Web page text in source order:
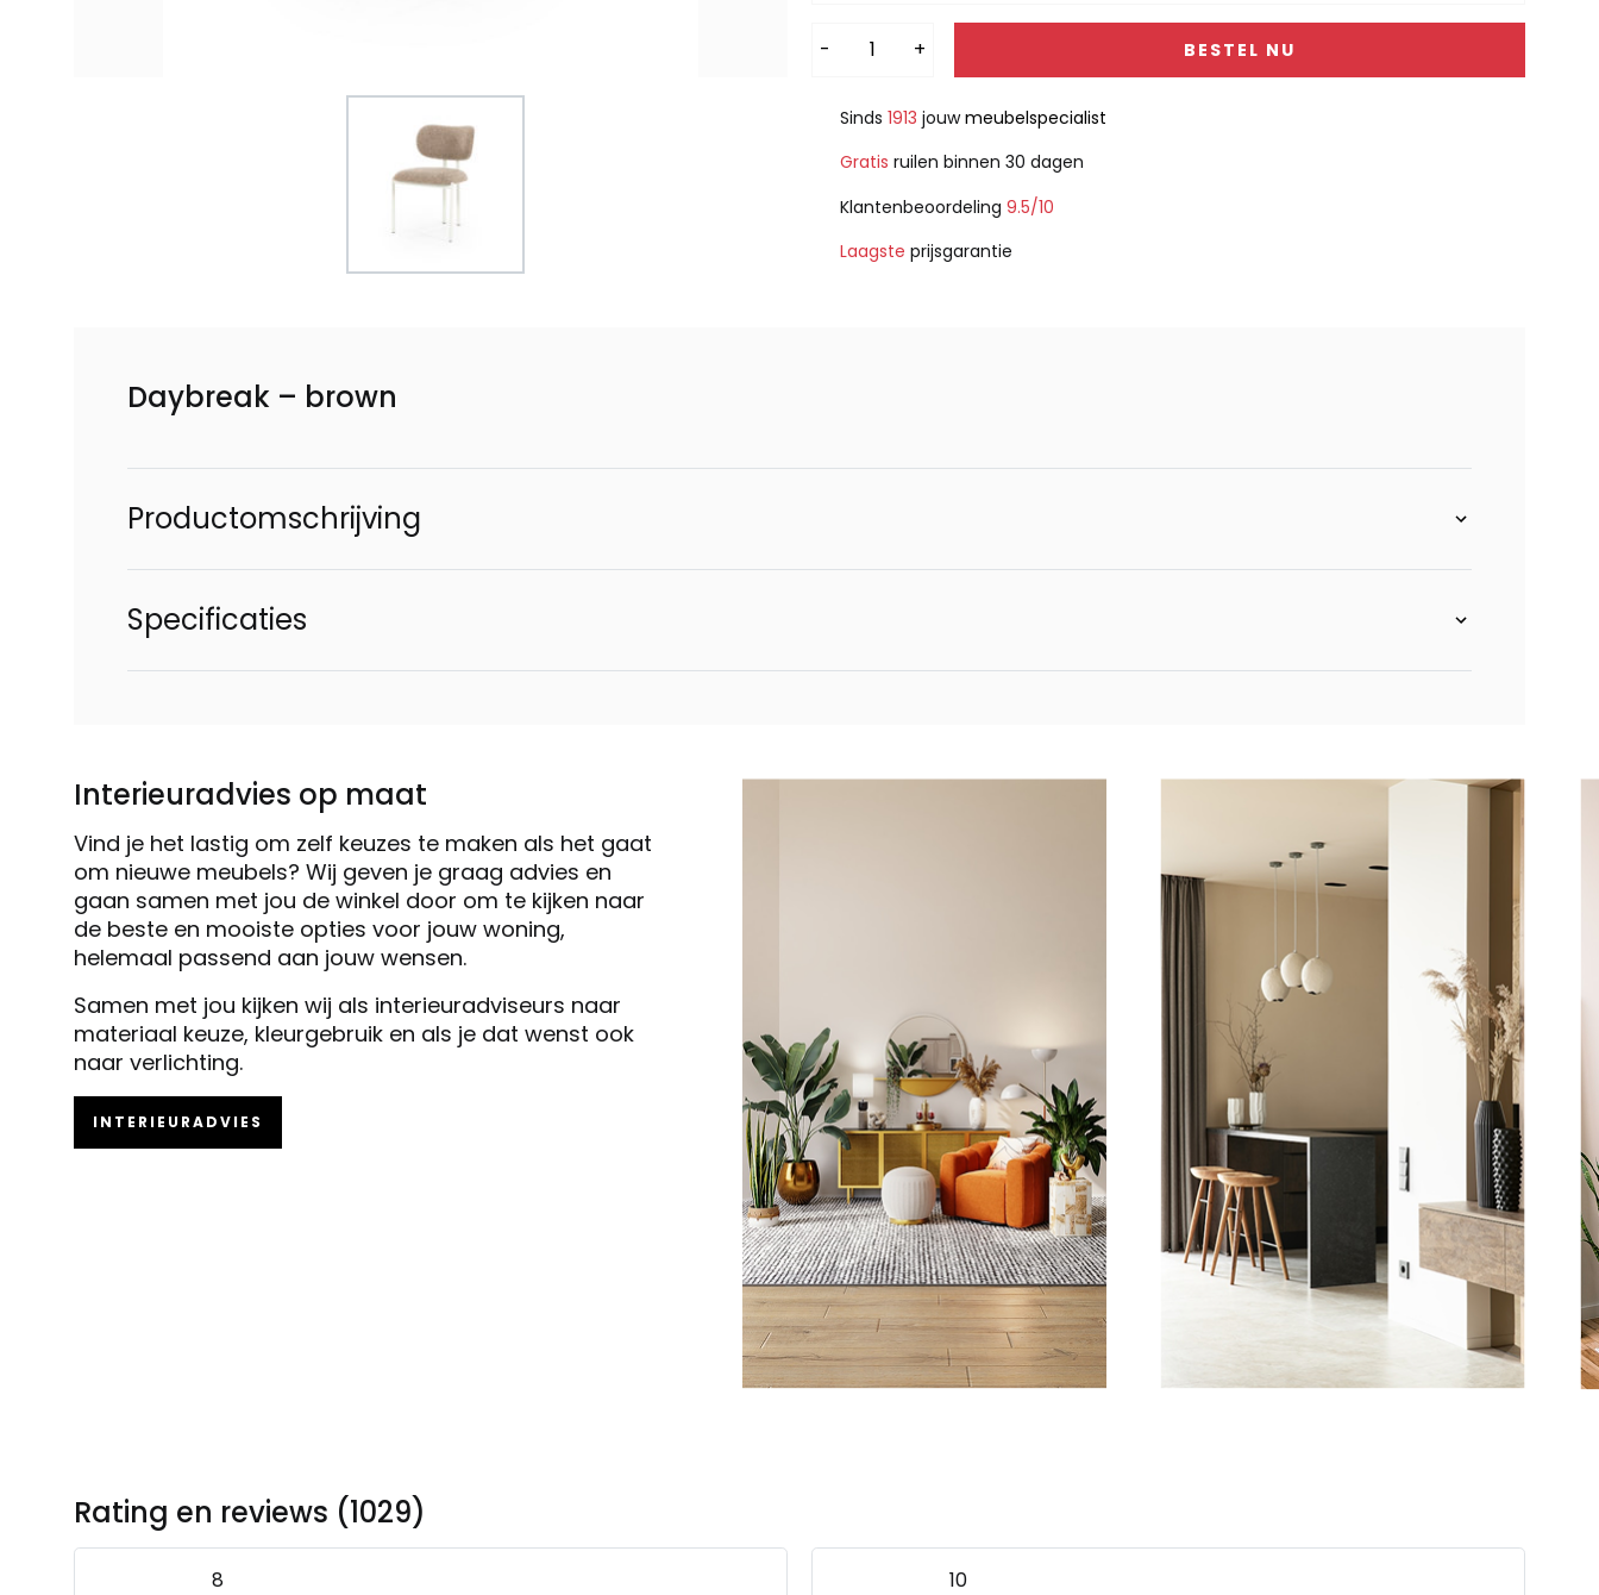
- + BESTEL NU
Alternative:
Sinds 1913 jouwmeubelspecialist
Gratis ruilen binnen 30 dagen
Klantenbeoordeling 9.5/10
Laagste prijsgarantie
Daybreak – brown
Productomschrijving
Specificaties
Interieuradvies op maat
Vind je het lastig om zelf keuzes te maken als het gaat
om nieuwe meubels? Wij geven je graag advies en
gaan samen met jou de winkel door om te kijken naar
de beste en mooiste opties voor jouw woning,
helemaal passend aan jouw wensen.
Samen met jou kijken wij als interieuradviseurs naar
materiaal keuze, kleurgebruik en als je dat wenst ook
naar verlichting.
INTERIEURADVIES
Rating en reviews (1029)
8 10